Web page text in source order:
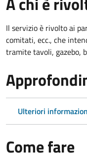
Il servizio è rivolto ai
comitati, ecc., che
tramite tavoli, gazebo,
Ulteriori
Come fare